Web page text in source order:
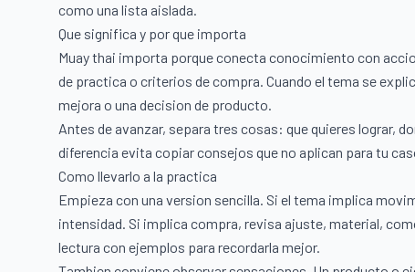
como una lista aislada.
Que significa y por que importa
Muay thai importa porque conecta conocimiento con
de practica o criterios de compra. Cuando el tema se
mejora o una decision de producto.
Antes de avanzar, separa tres cosas: que quieres lograr,
diferencia evita copiar consejos que no aplican para tu
Como llevarlo a la practica
Empieza con una version sencilla. Si el tema implica
intensidad. Si implica compra, revisa ajuste, material,
lectura con ejemplos para recordarla mejor.